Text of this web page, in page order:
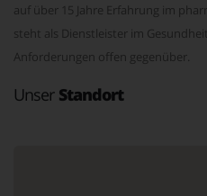
auf über 15 Jahre Erfahrung im
steht als Dienstleister im
Anforderungen offen gegenüber.
Unser Standort